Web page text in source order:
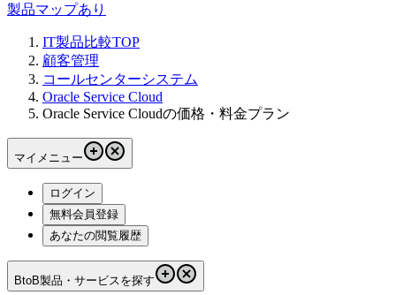
製品マップあり
IT製品比較TOP
顧客管理
コールセンターシステム
Oracle Service Cloud
Oracle Service Cloudの価格・料金プラン
マイメニュー
ログイン
無料会員登録
あなたの閲覧履歴
BtoB製品・サービスを探す